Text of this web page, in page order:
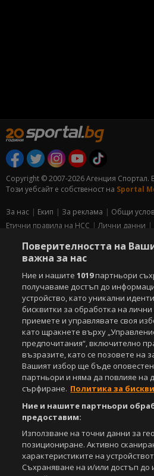
Copyright © 2007-2026 Агенция Спортал.
Този уебсайт е собственост на Sportal
За нас Екип За рекламa
Общи
Етични правила на НСС
Лични данни
Съдържанието на този уеб сайт и
под закрила на Закона за авторското
Всички статии, репортажи, интервюта и
видео материали, публикувани в сайта,
Спортал, освен ако изрично е посочено
публикуване на текстови материали
Агенция Спортал, посочване на
www.sportal.bg. Използването на
публикувани в сайта, е строго
санкционирани с цялата строгост на
СвалиБЕЗПЛАТНОТОприложение за:
Android
Powered by:
Поверителността на
важна за нас
Ние и нашите1019партньори
получаваме достъп до
устройство, като уникални
бисквитки за обработка на
приемете и управлявате своя
като щракнете върху
предпочитания“, включително
възразите, като се позовете на
Вашият избор ще бъде
партньори и няма да повлияе на
сърфиране. Политика за
Ние и нашите партньори
предоставим:
Използване на точни данни за
позициониране. Активно
характеристиките на
Съхраняване на и/или достъп до